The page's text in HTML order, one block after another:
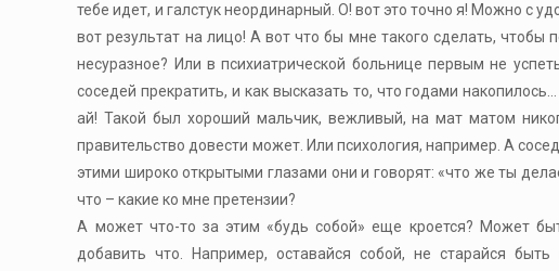
тебе идет, и галстук неординарный. О! вот это точно я! Можно с
вот результат на лицо! А вот что бы мне такого сделать, чтобы
несуразное? Или в психиатрической больнице первым не
соседей прекратить, и как высказать то, что годами
ай! Такой был хороший мальчик, вежливый, на мат матом
правительство довести может. Или психология, например. А
этими широко открытыми глазами они и говорят: «что же ты
что – какие ко мне претензии?
А может что-то за этим «будь собой» еще кроется? Может
добавить что. Например, оставайся собой, не старайся